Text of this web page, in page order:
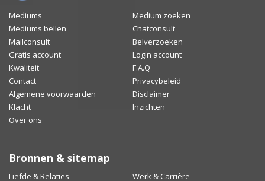
Mediums
Medium zoeken
Mediums bellen
Chatconsult
Mailconsult
Belverzoeken
Gratis account
Login account
Kwaliteit
F.A.Q
Contact
Privacybeleid
Algemene voorwaarden
Disclaimer
Klacht
Inzichten
Over ons
Bronnen & sitemap
Liefde & Relaties Werk & Carrière